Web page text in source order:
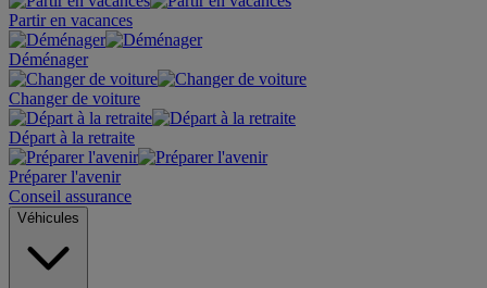
Partir en vacances
Déménager
Changer de voiture
Départ à la retraite
Préparer l'avenir
Conseil assurance
Véhicules